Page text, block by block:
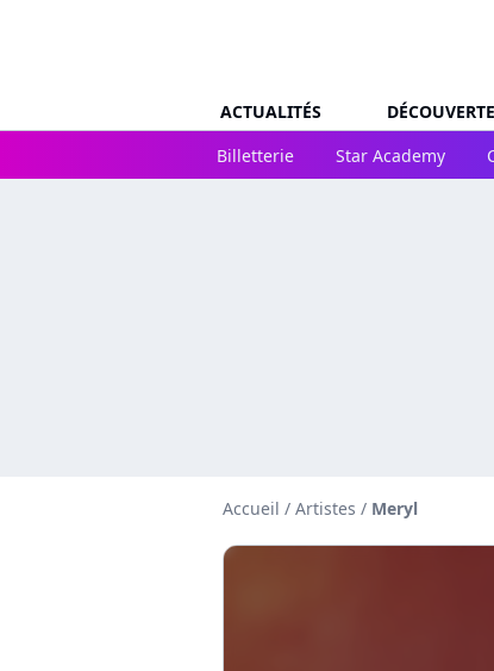
ACTUALITÉS
Billetterie
Star Academy
Accueil / Artistes / Meryl